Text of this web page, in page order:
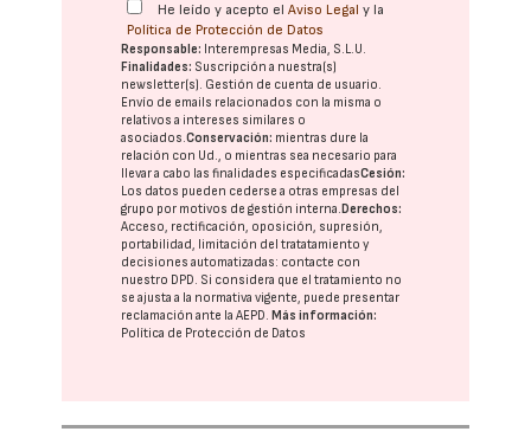
He leído y acepto elAviso Legal y la
Política de Protección de Datos
Responsable: Interempresas Media, S.L.U.
Finalidades: Suscripción a nuestra(s)
newsletter(s). Gestión de cuenta de usuario.
Envío de emails relacionados con la misma o
relativos a intereses similares o
asociados.Conservación: mientras dure la
relación con Ud., o mientras sea necesario para
llevar a cabo las finalidades especificadasCesión:
Los datos pueden cederse a otras empresas del
grupo por motivos de gestión interna. Derechos:
Acceso, rectificación, oposición, supresión,
portabilidad, limitación del tratatamiento y
decisiones automatizadas: contacte con
nuestro DPD. Si considera que el tratamiento no
se ajusta a la normativa vigente, puede presentar
reclamación ante laAEPD. Más información:
Política de Protección de Datos